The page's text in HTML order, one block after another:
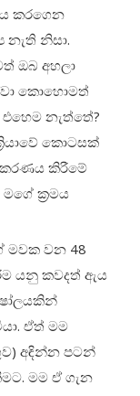
කරගෙන
නිසා.
ඔබ අහලා
කොහොමත්
නැත්තේ?
කොටසක්
කිරීමේ
මගේ ක්‍රමය
මවක වන 48
යනු කවදත් ඇය
ඒත් මම
අඳින්න පටන්
මම ඒ ගැන